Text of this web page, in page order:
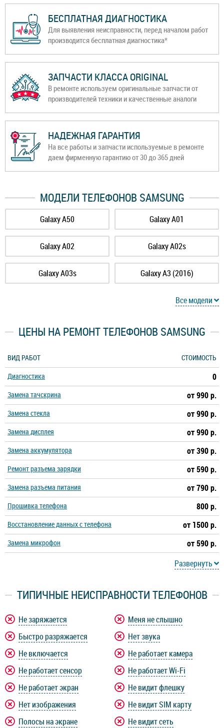
БЕСПЛАТНАЯ ДИАГНОСТИКА
Для выявления неисправности, перед началом работ
производится бесплатная диагностика*
ЗАПЧАСТИ КЛАССА ORIGINAL
В ремонте используем оригинальные запчасти от
производителей техники и качественные аналоги
НАДЕЖНАЯ ГАРАНТИЯ
На все работы и запчасти используемые в ремонте
даем фирменную гарантию от 30 до 365 дней
МОДЕЛИ ТЕЛЕФОНОВ SAMSUNG
Galaxy A50 Galaxy A01
Galaxy A02 Galaxy A02s
Galaxy A03s Galaxy A3 (2016)
Galaxy A5 (2015)
Galaxy A5 (2016) Galaxy A5 (2017)
Galaxy A6s
Galaxy A6 Plus
Galaxy A7 (2017) Galaxy A7 (2018)
Galaxy A8 (2018) Galaxy A8s (2018)
Galaxy A8 Plus (2018) Galaxy A9 (2018)
Galaxy A9s (2018)
Galaxy A10s Galaxy A11
Galaxy A12
Galaxy A21s
Galaxy A22 Galaxy A30
Galaxy A30s Galaxy A31
Galaxy A32 Galaxy A40
Galaxy A41 Galaxy A50s
Galaxy A51 Galaxy A52
Все модели
ЦЕНЫ НА РЕМОНТ ТЕЛЕФОНОВ SAMSUNG
ВИД РАБОТ
СТОИМОСТЬ
Диагностика
0
Замена тачскрина от 990 р.
Замена стекла от 990 р.
Замена дисплея от 990 р.
Замена аккумулятора от 390 р.
Ремонт разъема зарядки от 590 р.
Замена разъема питания от 790 р.
Прошивка телефона 800 р.
Восстановление данных с телефона от 1500 р.
Замена микрофон
от 590 р.
Развернуть
ТИПИЧНЫЕ НЕИСПРАВНОСТИ ТЕЛЕФОНОВ
Не заряжается
Быстро разряжается
Не включается
Не работает сенсор
Не работает экран
Нет изображения
Полосы на экране
Меня не слышно
Нет звука
Не работает камера
Не работает Wi-Fi
Не видит флешку
Не видит SIM карту
Не видит сеть